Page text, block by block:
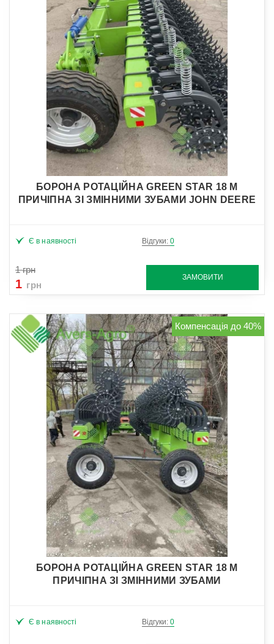
БОРОНА РОТАЦІЙНА GREEN STAR 18 М
ПРИЧІПНА ЗІ ЗМІННИМИ ЗУБАМИ JOHN DEERE
Є в наявності Відгуки: 0
1грн
1 грн
ЗАМОВИТИ
Компенсація до 40%
БОРОНА РОТАЦІЙНА GREEN STAR 18 М
ПРИЧІПНА ЗІ ЗМІННИМИ ЗУБАМИ
Є в наявності Відгуки: 0